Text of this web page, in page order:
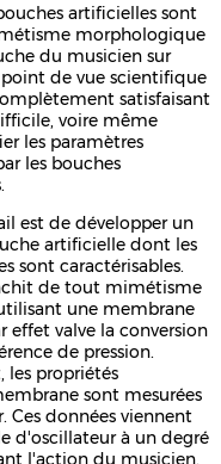
artificielles sont
morphologique
du musicien sur
de vue scientifique
satisfaisant
voire même
les paramètres
les bouches
est de développer un
artificielle dont les
sont caractérisables.
de tout mimétisme
une membrane
effet valve la conversion
de pression.
les propriétés
sont mesurées
Ces données viennent
d'oscillateur à un degré
l'action du musicien.